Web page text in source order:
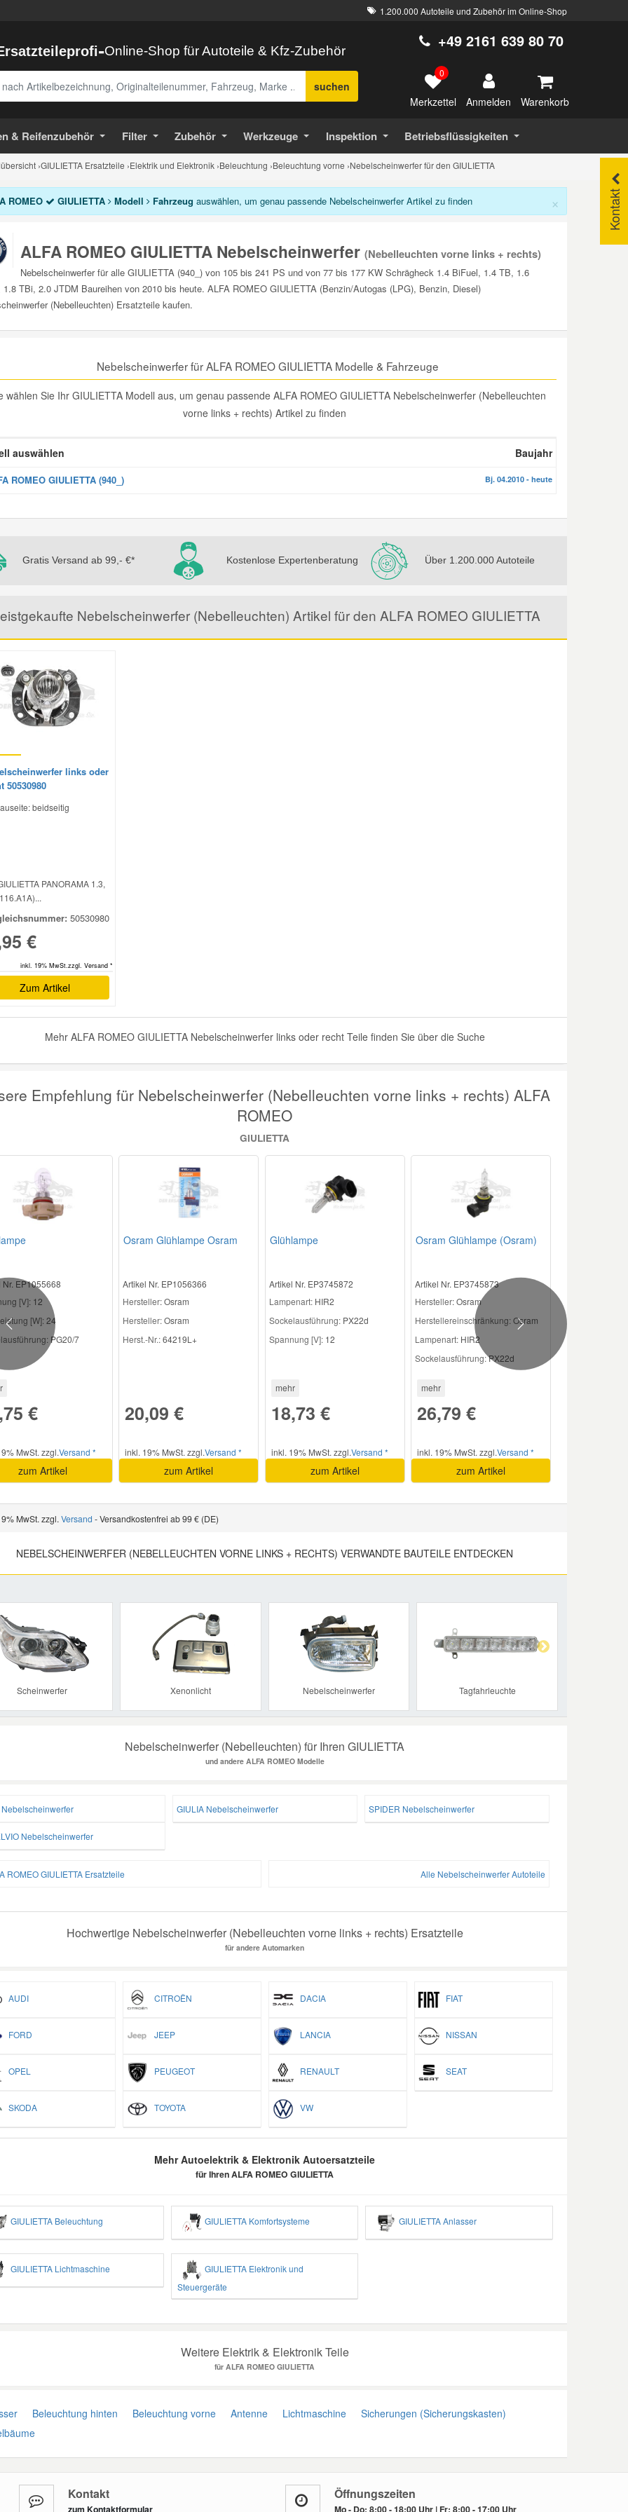
1.200.000 Autoteile und Zubehör im Online-Shop
-Online-Shop für Autoteile & Kfz-Zubehör
suchen
+49 2161 639 80 70
0
Merkzettel Anmelden Warenkorb
& Reifenzubehör Filter Zubehör Werkzeuge Inspektion Betriebsflüssigkeiten
›GIULIETTA Ersatzteile ›Elektrik und Elektronik ›Beleuchtung ›Beleuchtung vorne ›Nebelscheinwerfer für den GIULIETTA
Kontakt
×
ROMEO GIULIETTA Modell Fahrzeug auswählen, um genau passende Nebelscheinwerfer Artikel zu finden
ALFA ROMEO GIULIETTA Nebelscheinwerfer (Nebelleuchten vorne links + rechts)
Nebelscheinwerfer für alle GIULIETTA (940_) von 105 bis 241 PS und von 77 bis 177 KW Schrägheck 1.4 BiFuel, 1.4 TB, 1.6
1.8 TBi, 2.0 JTDM Baureihen von 2010 bis heute. ALFA ROMEO GIULIETTA (Benzin/Autogas (LPG), Benzin, Diesel)
(Nebelleuchten) Ersatzteile kaufen.
Nebelscheinwerfer für ALFA ROMEO GIULIETTA Modelle & Fahrzeuge
wählen Sie Ihr GIULIETTA Modell aus, um genau passende ALFA ROMEO GIULIETTA Nebelscheinwerfer (Nebelleuchten
vorne links + rechts) Artikel zu finden
auswählen Baujahr
ROMEO GIULIETTA (940_) Bj. 04.2010 - heute
Gratis Versand ab 99,- €* Kostenlose Expertenberatung Über 1.200.000 Autoteile
Nebelscheinwerfer (Nebelleuchten) Artikel für den ALFA ROMEO GIULIETTA
links oder
50530980
beidseitig
PANORAMA 1.3,
50530980
€
inkl. 19% MwSt.zzgl. Versand *
Zum Artikel
Mehr ALFA ROMEO GIULIETTA Nebelscheinwerfer links oder recht Teile finden Sie über die Suche
Empfehlung für Nebelscheinwerfer (Nebelleuchten vorne links + rechts) ALFA
ROMEO
GIULIETTA
Nr. EP1055668
[V]: 12
[W]: 24
PG20/7
€
MwSt. zzgl.Versand *
zum Artikel
Osram Glühlampe Osram
Artikel Nr. EP1056366
Hersteller: Osram
Hersteller:Osram
Herst.-Nr.:64219L+
20,09 €
inkl. 19% MwSt. zzgl.Versand *
zum Artikel
Glühlampe
Artikel Nr. EP3745872
Lampenart:HIR2
Sockelausführung:PX22d
Spannung [V]:12
mehr
18,73 €
inkl. 19% MwSt. zzgl.Versand *
zum Artikel
Osram Glühlampe (Osram)
Artikel Nr. EP3745873
Hersteller: Osram
Herstellereinschränkung: Osram
Lampenart: HIR2
Sockelausführung:PX22d
mehr
26,79 €
inkl. 19% MwSt. zzgl.Versand *
zum Artikel
Previous Next
MwSt. zzgl. Versand - Versandkostenfrei ab 99 € (DE)
NEBELSCHEINWERFER (NEBELLEUCHTEN VORNE LINKS + RECHTS) VERWANDTE BAUTEILE ENTDECKEN
Scheinwerfer Xenonlicht Nebelscheinwerfer Tagfahrleuchte
Nebelscheinwerfer (Nebelleuchten) für Ihren GIULIETTA
und andere ALFA ROMEO Modelle
GIULIA Nebelscheinwerfer SPIDER Nebelscheinwerfer
Nebelscheinwerfer
ROMEO GIULIETTA Ersatzteile Alle Nebelscheinwerfer Autoteile
Hochwertige Nebelscheinwerfer (Nebelleuchten vorne links + rechts) Ersatzteile
für andere Automarken
AUDI CITROËN DACIA FIAT
FORD JEEP LANCIA NISSAN
OPEL PEUGEOT RENAULT SEAT
SKODA TOYOTA VW
Mehr Autoelektrik & Elektronik Autoersatzteile
für Ihren ALFA ROMEO GIULIETTA
GIULIETTA Beleuchtung GIULIETTA Komfortsysteme GIULIETTA Anlasser
GIULIETTA Lichtmaschine
GIULIETTA Elektronik und
Steuergeräte
Weitere Elektrik & Elektronik Teile
für ALFA ROMEO GIULIETTA
Beleuchtung hinten Beleuchtung vorne Antenne Lichtmaschine
Sicherungen (Sicherungskasten)
Kontakt
zum Kontaktformular
Öffnungszeiten
Mo - Do: 8:00 - 18:00 Uhr | Fr: 8:00 - 17:00 Uhr